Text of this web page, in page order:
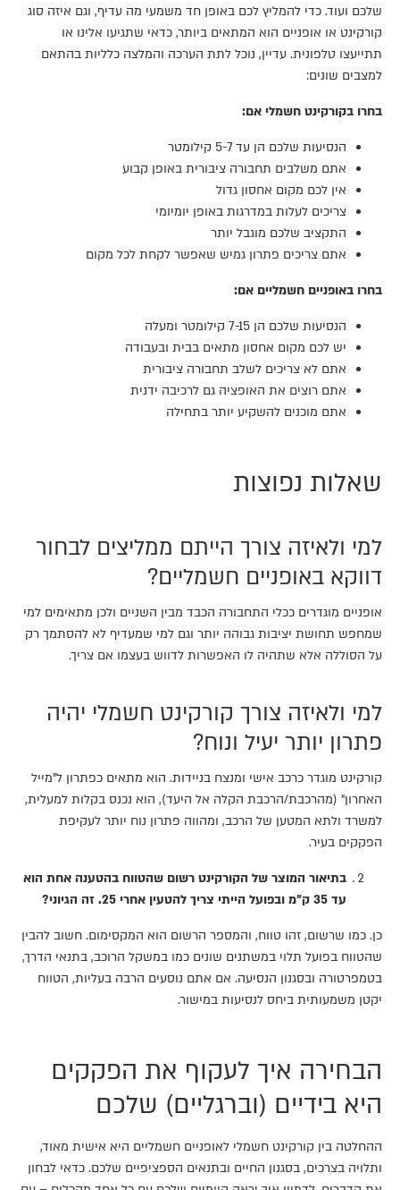
שלכם ועוד. כדי להמליץ לכם באופן חד משמעי מה עדיף, וגם איזה סוג
קורקינט או אופניים הוא המתאים ביותר, כדאי שתגיעו אלינו או
תתייעצו טלפונית. עדיין, נוכל לתת הערכה והמלצה כלליות בהתאם
למצבים שונים:
בחרו בקורקינט חשמלי אם:
הנסיעות שלכם הן עד 5-7 קילומטר
אתם משלבים תחבורה ציבורית באופן קבוע
אין לכם מקום אחסון גדול
צריכים לעלות במדרגות באופן יומיומי
התקציב שלכם מוגבל יותר
אתם צריכים פתרון גמיש שאפשר לקחת לכל מקום
בחרו באופניים חשמליים אם:
הנסיעות שלכם הן 7-15 קילומטר ומעלה
יש לכם מקום אחסון מתאים בבית ובעבודה
אתם לא צריכים לשלב תחבורה ציבורית
אתם רוצים את האופציה גם לרכיבה ידנית
אתם מוכנים להשקיע יותר בתחילה
שאלות נפוצות
למי ולאיזה צורך הייתם ממליצים לבחור
דווקא באופניים חשמליים?
אופניים מוגדרים ככלי התחבורה הכבד מבין השניים ולכן מתאימים למי
שמחפש תחושת יציבות גבוהה יותר וגם למי שמעדיף לא להסתמך רק
על הסוללה אלא שתהיה לו האפשרות לדווש בעצמו אם צריך.
למי ולאיזה צורך קורקינט חשמלי יהיה
פתרון יותר יעיל ונוח?
קורקינט מוגדר כרכב אישי ומנצח בניידות. הוא מתאים כפתרון ל"מייל
האחרון" (מהרכבת/הרכבת הקלה אל היעד), הוא נכנס בקלות למעלית,
למשרד ולתא המטען של הרכב, ומהווה פתרון נוח יותר לעקיפת
הפקקים בעיר.
בתיאור המוצר של הקורקינט רשום שהטווח בהטענה אחת הוא
עד 35 ק"מ ובפועל הייתי צריך להטעין אחרי 25. זה הגיוני?
כן. כמו שרשום, זהו טווח, והמספר הרשום הוא המקסימום. חשוב להבין
שהטווח בפועל תלוי במשתנים שונים כמו במשקל הרוכב, בתנאי הדרך,
בטמפרטורה ובסגנון הנסיעה. אם אתם נוסעים הרבה בעליות, הטווח
יקטן משמעותית ביחס לנסיעות במישור.
הבחירה איך לעקוף את הפקקים
היא בידיים (וברגליים) שלכם
ההחלטה בין קורקינט חשמלי לאופניים חשמליים היא אישית מאוד,
ותלויה בצרכים, בסגנון החיים ובתנאים הספציפיים שלכם. כדאי לבחון